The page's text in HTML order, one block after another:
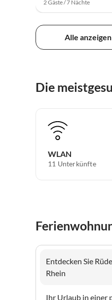
2 Gäste / 7 Nächte
Alle anzeigen
Die
WLAN
11 Unterkünfte
Entdecken Sie
Rhein
Ihr Urlaub in einer